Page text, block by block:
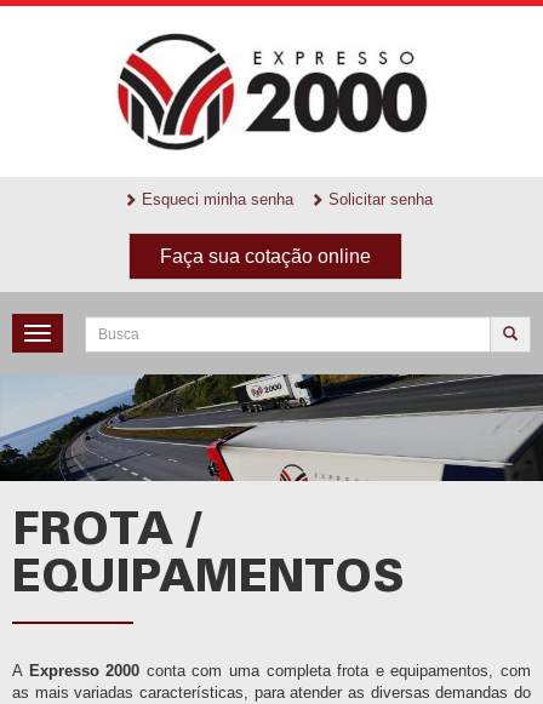
Esqueci minha senha Solicitar senha
Faça sua cotação online
Toggle
navigation
FROTA /
EQUIPAMENTOS
A Expresso 2000 conta com uma completa frota e equipamentos, com
as mais variadas características, para atender as diversas demandas do